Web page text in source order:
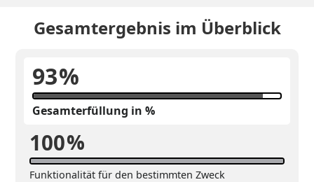
Gesamtergebnis im Überblick
93%
Gesamterfüllung in %
100%
Funktionalität für den bestimmten Zweck